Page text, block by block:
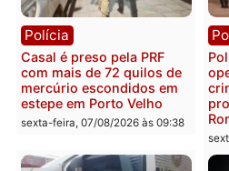
Polícia
2 MILHÕES – Unnesa
que comprovam